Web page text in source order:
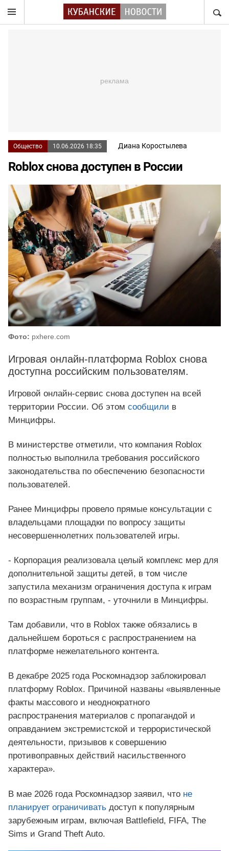
Общество 10.06.2026 18:35 Диана Коростылева
Roblox снова доступен в России
Фото: pxhere.com
Игровая онлайн-платформа Roblox снова
доступна российским пользователям.
Игровой онлайн-сервис снова доступен на всей
территории России. Об этом сообщили в
Минцифры.
В министерстве отметили, что компания Roblox
полностью выполнила требования российского
законодательства по обеспечению безопасности
пользователей.
Ранее Минцифры провело прямые консультации с
владельцами площадки по вопросу защиты
несовершеннолетних пользователей игры.
- Корпорация реализовала целый комплекс мер для
дополнительной защиты детей, в том числе
запустила механизм ограничения доступа к играм
по возрастным группам, - уточнили в Минцифры.
Там добавили, что в Roblox также обязались в
дальнейшем бороться с распространением на
платформе нежелательного контента.
В декабре 2025 года Роскомнадзор заблокировал
платформу Roblox. Причиной названы «выявленные
факты массового и неоднократного
распространения материалов с пропагандой и
оправданием экстремистской и террористической
деятельности, призывов к совершению
противоправных действий насильственного
характера».
В мае 2026 года Роскомнадзор заявил, что не
планирует ограничивать доступ к популярным
зарубежным играм, включая Battlefield, FIFA, The
Sims и Grand Theft Auto.